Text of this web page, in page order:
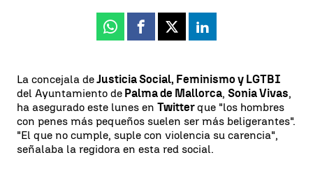
Whatsapp
Facebook
X Linkedin
La concejala deJusticia Social, Feminismo y LGTBI
del Ayuntamiento de Palma de Mallorca, Sonia Vivas,
ha asegurado este lunes en Twitterque "los hombres
con penes más pequeños suelen ser más beligerantes".
"El que no cumple, suple con violencia su carencia",
señalaba la regidora en esta red social.